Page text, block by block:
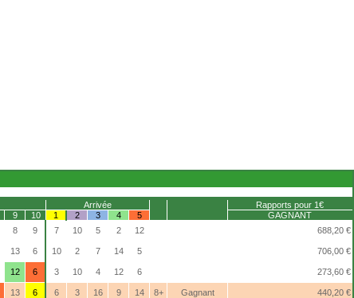
Arrivée
Rapports pour 1€
9 10 1 2 3 4 5
GAGNANT
8 9 7 10 5 2 12 688,20 €
13 6 10 2 7 14 5 706,00 €
12 6 3 10 4 12 6 273,60 €
13 6 6 3 16 9 14 8+ Gagnant 440,20 €